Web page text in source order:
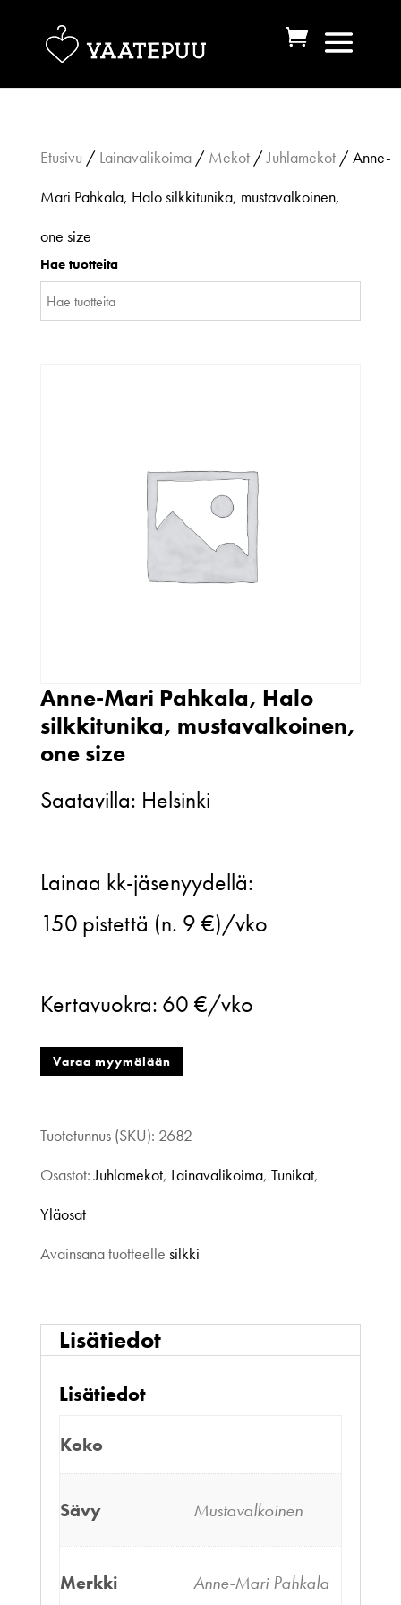
Etusivu / Lainavalikoima/ Mekot/Juhlamekot/ Anne-
Mari Pahkala, Halo silkkitunika, mustavalkoinen,
one size
Hae tuotteita
Anne-Mari Pahkala, Halo
silkkitunika, mustavalkoinen,
one size
Saatavilla: Helsinki
Mari
Pahkala,
silkkitunika,
mustavalkoinen,
size
määrä
Lainaa kk-jäsenyydellä:
150 pistettä (n. 9 €)/vko
Kertavuokra: 60 €/vko
Varaa myymälään
Tuotetunnus (SKU): 2682
Osastot:Juhlamekot, Lainavalikoima, Tunikat,
Yläosat
Avainsana tuotteelle silkki
Lisätiedot
Lisätiedot
Koko
Sävy Mustavalkoinen
Merkki Anne-Mari Pahkala